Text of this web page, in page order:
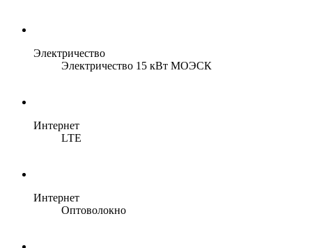
Электричество
Электричество 15 кВт МОЭСК
Интернет
LTE
Интернет
Оптоволокно